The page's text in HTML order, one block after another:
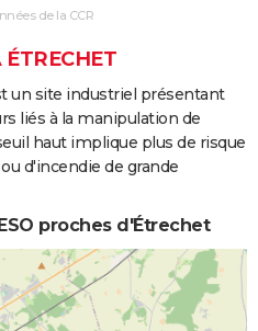
de la CCR
ÉTRECHET
un site industriel présentant
liés à la manipulation de
haut implique plus de risque
d'incendie de grande
proches d'Étrechet